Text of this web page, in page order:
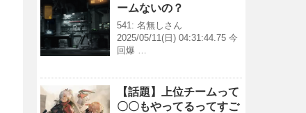
ームないの？
541: 名無しさん
2025/05/11(日) 04:31:44.75 今
回爆 …
【話題】上位チームって
〇〇もやってるってすご